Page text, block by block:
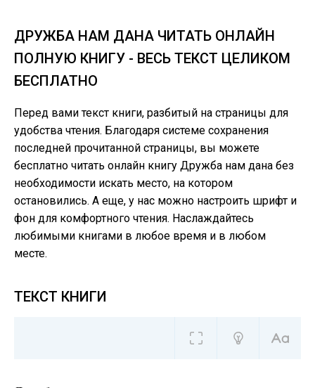
ДРУЖБА НАМ ДАНА ЧИТАТЬ ОНЛАЙН
ПОЛНУЮ КНИГУ - ВЕСЬ ТЕКСТ ЦЕЛИКОМ
БЕСПЛАТНО
Перед вами текст книги, разбитый на страницы для
удобства чтения. Благодаря системе сохранения
последней прочитанной страницы, вы можете
бесплатно читать онлайн книгу Дружба нам дана без
необходимости искать место, на котором
остановились. А еще, у нас можно настроить шрифт и
фон для комфортного чтения. Наслаждайтесь
любимыми книгами в любое время и в любом
месте.
ТЕКСТ КНИГИ